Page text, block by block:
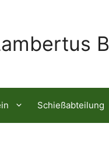
Schießabteilung